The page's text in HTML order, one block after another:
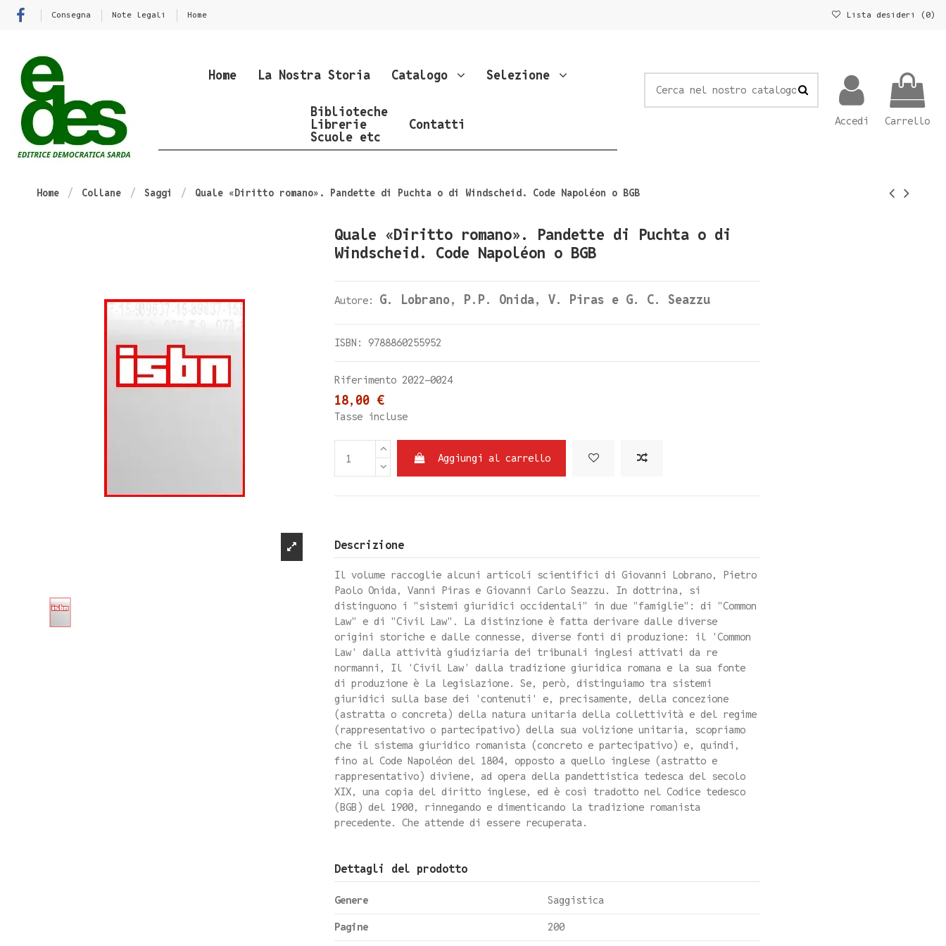
Consegna Note legali Home Lista desideri (0)
Home La Nostra Storia Catalogo Selezione
Biblioteche
Librerie
Scuole etc
Contatti Accedi Carrello
Home Collane Saggi Quale «Diritto romano». Pandette di Puchta o di Windscheid. Code Napoléon o BGB
Quale «Diritto romano». Pandette di Puchta o di
Windscheid. Code Napoléon o BGB
Autore: G. Lobrano, P.P. Onida, V. Piras e G. C. Seazzu
ISBN: 9788860255952
Riferimento 2022-0024
18,00 €
Tasse incluse
Aggiungi al carrello
Descrizione
Il volume raccoglie alcuni articoli scientifici di Giovanni Lobrano, Pietro
Paolo Onida, Vanni Piras e Giovanni Carlo Seazzu. In dottrina, si
distinguono i "sistemi giuridici occidentali" in due "famiglie": di "Common
Law" e di "Civil Law". La distinzione è fatta derivare dalle diverse
origini storiche e dalle connesse, diverse fonti di produzione: il 'Common
Law' dalla attività giudiziaria dei tribunali inglesi attivati da re
normanni, Il 'Civil Law' dalla tradizione giuridica romana e la sua fonte
di produzione è la legislazione. Se, però, distinguiamo tra sistemi
giuridici sulla base dei 'contenuti' e, precisamente, della concezione
(astratta o concreta) della natura unitaria della collettività e del regime
(rappresentativo o partecipativo) della sua volizione unitaria, scopriamo
che il sistema giuridico romanista (concreto e partecipativo) e, quindi,
fino al Code Napoléon del 1804, opposto a quello inglese (astratto e
rappresentativo) diviene, ad opera della pandettistica tedesca del secolo
XIX, una copia del diritto inglese, ed è così tradotto nel Codice tedesco
(BGB) del 1900, rinnegando e dimenticando la tradizione romanista
precedente. Che attende di essere recuperata.
Dettagli del prodotto
Genere
Saggistica
Pagine
200